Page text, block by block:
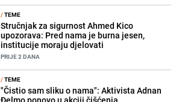
/TEME
Stručnjak za sigurnost Ahmed Kico
upozorava: Pred nama je burna jesen,
institucije moraju djelovati
PRIJE 2 DANA
/TEME
"Čistio sam sliku o nama": Aktivista Adnan